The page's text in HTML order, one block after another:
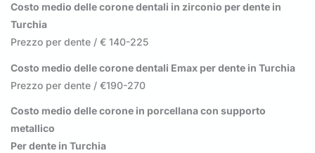
Costo medio delle corone dentali in zirconio per dente in
Turchia
Prezzo per dente / € 140-225
Costo medio delle corone dentali Emax per dente in Turchia
Prezzo per dente / €190-270
Costo medio delle corone in porcellana con supporto
metallico
Per dente in Turchia